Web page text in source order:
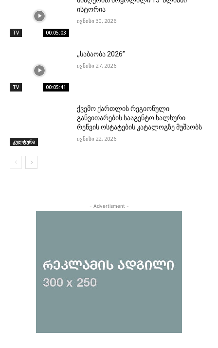
TV 00:05:03
ისტორია
ივნისი 30, 2026
TV 00:05:41
,,საბაობა 2026”
ივნისი 27, 2026
კულტურა
ქვემო ქართლის რეგიონული
განვითარების სააგენტო ხალხური
რეწვის ოსტატების კატალოგზე მუშაობს
ივნისი 22, 2026
- Advertisment -